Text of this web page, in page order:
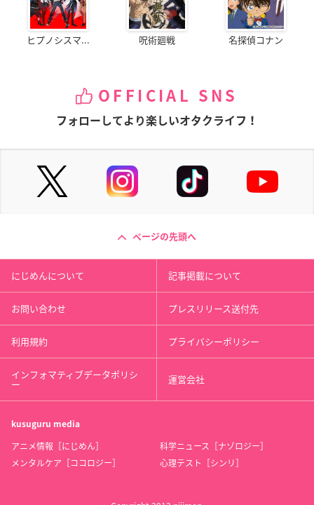
ヒプノシスマ... 呪術廻戦 名探偵コナン
OFFICIAL SNS
フォローしてより楽しいオタクライフ！
ページの先頭へ
にじめんについて 記事掲載について
お問い合わせ プレスリリース送付先
利用規約 プライバシーポリシー
インフォマティブデータポリシ
ー 運営会社
kusuguru media
アニメ情報［にじめん］
科学ニュース［ナゾロジー］
メンタルケア［ココロジー］
心理テスト［シンリ］